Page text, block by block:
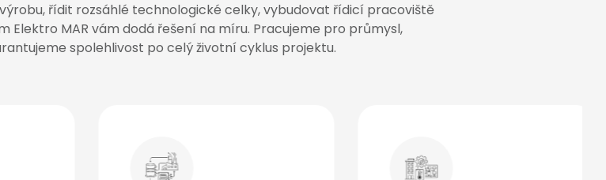
řídit rozsáhlé technologické celky, vybudovat řídicí pracoviště
Elektro MAR vám dodá řešení na míru. Pracujeme pro průmysl,
spolehlivost po celý životní cyklus projektu.